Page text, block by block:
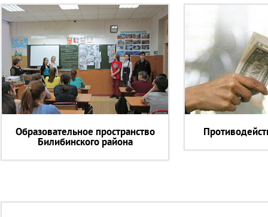
Образовательное пространство
Билибинского района